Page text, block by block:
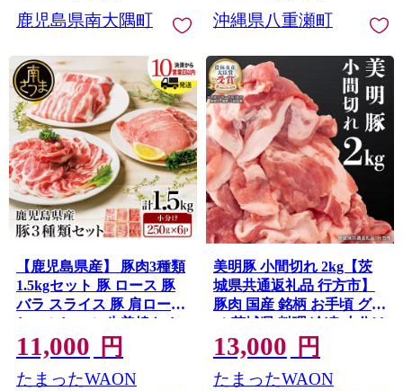
所
鹿児島県南大隅町
沖縄県八重瀬町
【鹿児島県産】 豚肉3種類
1.5kgセット 豚 ロース 豚
バラ スライス 豚 肩ロース
しゃぶしゃぶ 生姜焼き お
肉 豚肉 小分け 冷凍 カミチ
ク 南さつま市
11,000 円
たまったWAON
美明豚 小間切れ 2kg【茨
城県共通返礼品 行方市】
豚肉 国産 銘柄 お手頃 グル
メ 茨城県 料理 冷凍 小分け
こま切れ 切り落とし 豚 ぶ
た 肉 ポーク ブランド豚 豚
こま 豚こま切れ [CV006sa]
13,000 円
たまったWAON